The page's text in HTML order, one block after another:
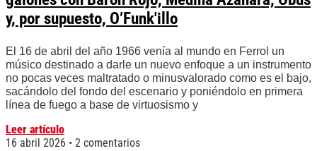
y, por supuesto, O’Funk'illo
El 16 de abril del año 1966 venía al mundo en Ferrol un
músico destinado a darle un nuevo enfoque a un instrumento
no pocas veces maltratado o minusvalorado como es el bajo,
sacándolo del fondo del escenario y poniéndolo en primera
línea de fuego a base de virtuosismo y
Leer artículo
16 abril 2026
2 comentarios